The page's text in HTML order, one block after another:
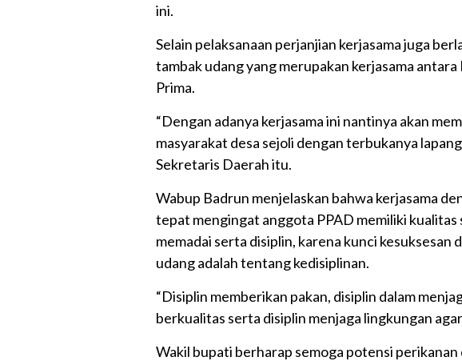
ini.
Selain pelaksanaan perjanjian kerjasama juga
tambak udang yang merupakan kerjasama
Prima.
“Dengan adanya kerjasama ini nantinya akan
masyarakat desa sejoli dengan terbukanya
Sekretaris Daerah itu.
Wabup Badrun menjelaskan bahwa kerjasama
tepat mengingat anggota PPAD memiliki kualitas
memadai serta disiplin, karena kunci kesuksesan
udang adalah tentang kedisiplinan.
“Disiplin memberikan pakan, disiplin dalam
berkualitas serta disiplin menjaga lingkungan
Wakil bupati berharap semoga potensi